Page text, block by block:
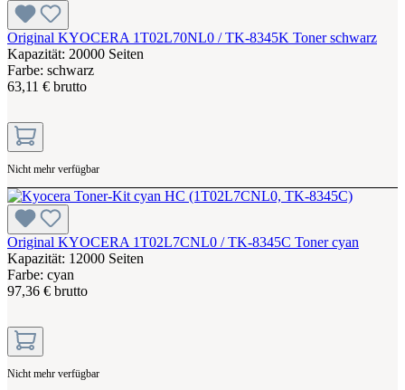
Original KYOCERA 1T02L70NL0 / TK-8345K Toner schwarz
Kapazität: 20000 Seiten
Farbe: schwarz
63,11 € brutto
Nicht mehr verfügbar
Original KYOCERA 1T02L7CNL0 / TK-8345C Toner cyan
Kapazität: 12000 Seiten
Farbe: cyan
97,36 € brutto
Nicht mehr verfügbar